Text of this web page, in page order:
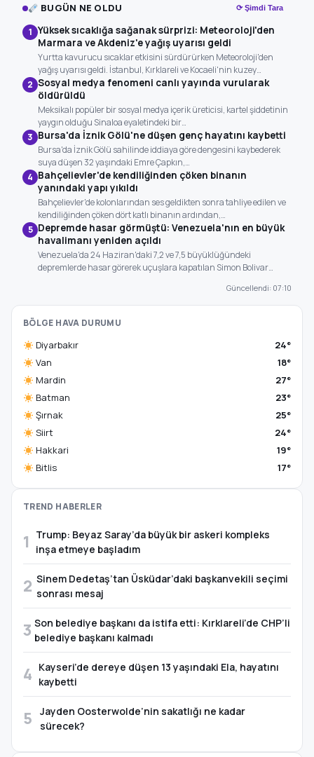
BUGÜN NE OLDU ⟳ Şimdi Tara
1 Yüksek sıcaklığa sağanak sürprizi: Meteoroloji'den
Marmara ve Akdeniz'e yağış uyarısı geldi
Yurtta kavurucu sıcaklar etkisini sürdürürken Meteoroloji'den
yağış uyarısı geldi. İstanbul, Kırklareli ve Kocaeli'nin kuzey…
2 Sosyal medya fenomeni canlı yayında vurularak
öldürüldü
Meksikalı popüler bir sosyal medya içerik üreticisi, kartel şiddetinin
yaygın olduğu Sinaloa eyaletindeki bir…
3 Bursa'da İznik Gölü'ne düşen genç hayatını kaybetti
Bursa'da İznik Gölü sahilinde iddiaya göre dengesini kaybederek
suya düşen 32 yaşındaki Emre Çapkın,…
4 Bahçelievler'de kendiliğinden çöken binanın
yanındaki yapı yıkıldı
Bahçelievler'de kolonlarından ses geldikten sonra tahliye edilen ve
kendiliğinden çöken dört katlı binanın ardından,…
5 Depremde hasar görmüştü: Venezuela'nın en büyük
havalimanı yeniden açıldı
Venezuela'da 24 Haziran'daki 7,2 ve 7,5 büyüklüğündeki
depremlerde hasar görerek uçuşlara kapatılan Simon Bolivar…
Güncellendi: 07:10
BÖLGE HAVA DURUMU
Diyarbakır
24°
Van
18°
Mardin
27°
Batman
23°
Şırnak
25°
Siirt
24°
Hakkari
19°
Bitlis
17°
TREND HABERLER
1
Trump: Beyaz Saray’da büyük bir askeri kompleks
inşa etmeye başladım
2 Sinem Dedetaş’tan Üsküdar’daki başkanvekili seçimi
sonrası mesaj
3 Son belediye başkanı da istifa etti: Kırklareli’de CHP’li
belediye başkanı kalmadı
4 Kayseri’de dereye düşen 13 yaşındaki Ela, hayatını
kaybetti
5
Jayden Oosterwolde’nin sakatlığı ne kadar
sürecek?